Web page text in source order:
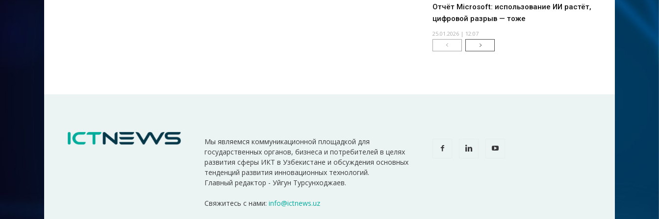
Отчёт Microsoft: использование ИИ растёт,
цифровой разрыв — тоже
25.01.2026 | 12:07
Мы являемся коммуникационной площадкой для
государственных органов, бизнеса и потребителей в целях
развития сферы ИКТ в Узбекистане и обсуждения основных
тенденций развития инновационных технологий.
Главный редактор - Уйгун Турсунходжаев.
Свяжитесь с нами: info@ictnews.uz